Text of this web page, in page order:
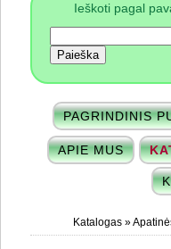
Ieškoti pagal
PAGRINDINIS
APIE MUS
Katalogas »